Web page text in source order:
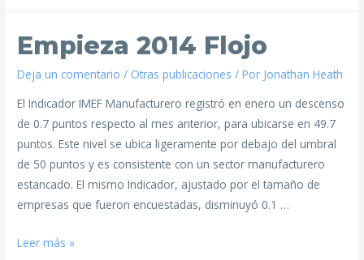
Empieza 2014 Flojo
Deja un comentario / Otras publicaciones / Por Jonathan Heath
El Indicador IMEF Manufacturero registró en enero un descenso
de 0.7 puntos respecto al mes anterior, para ubicarse en 49.7
puntos. Este nivel se ubica ligeramente por debajo del umbral
de 50 puntos y es consistente con un sector manufacturero
estancado. El mismo Indicador, ajustado por el tamaño de
empresas que fueron encuestadas, disminuyó 0.1 …
Leer más »